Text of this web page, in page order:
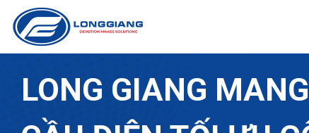
LONG GIANG